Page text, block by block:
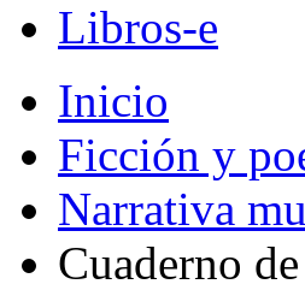
Libros-e
Inicio
Ficción y
Narrativa
Cuaderno